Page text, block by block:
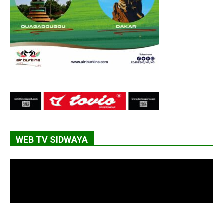
WEB TV SIDWAYA